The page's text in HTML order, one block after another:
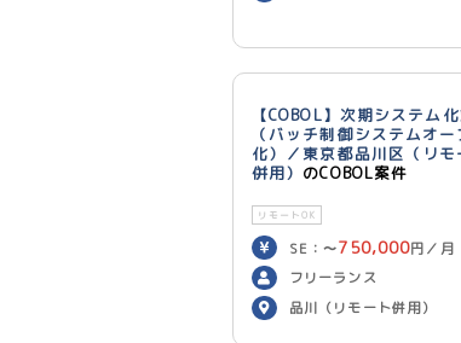
【COBOL】次期システム
（バッチ制御システムオー
化）／東京都品川区（リモ
併用） のCOBOL案件
リモートOK
SE：〜750,000円／月
PG：〜700,000
フリーランス
品川（リモート併用）